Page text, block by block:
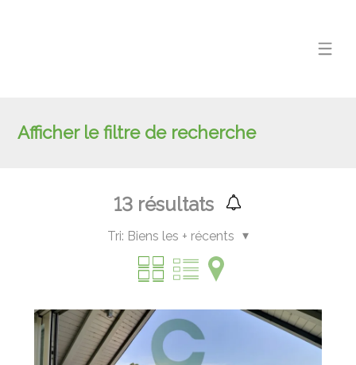
Afficher le filtre de recherche
13 résultats
Tri: Biens les + récents